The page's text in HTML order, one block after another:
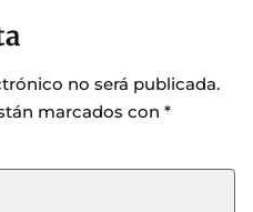
no será publicada.
marcados con *